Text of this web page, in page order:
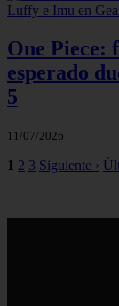
One Piece:
esperado
5
11/07/2026
1 2 3 Siguiente ›